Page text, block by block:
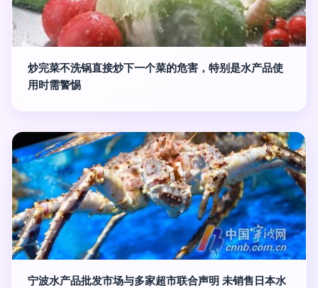
炒完菜不洗锅直接炒下一个菜的危害，特别是水产品使
用时需警惕
宁波水产品批发市场与多家超市联合声明 未销售日本水